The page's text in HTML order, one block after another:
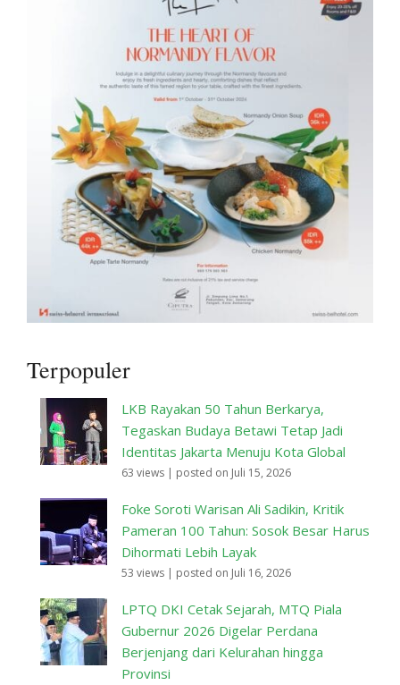
Terpopuler
LKB Rayakan 50 Tahun Berkarya,
Tegaskan Budaya Betawi Tetap Jadi
Identitas Jakarta Menuju Kota Global
63 views | posted on Juli 15, 2026
Foke Soroti Warisan Ali Sadikin, Kritik
Pameran 100 Tahun: Sosok Besar Harus
Dihormati Lebih Layak
53 views | posted on Juli 16, 2026
LPTQ DKI Cetak Sejarah, MTQ Piala
Gubernur 2026 Digelar Perdana
Berjenjang dari Kelurahan hingga
Provinsi